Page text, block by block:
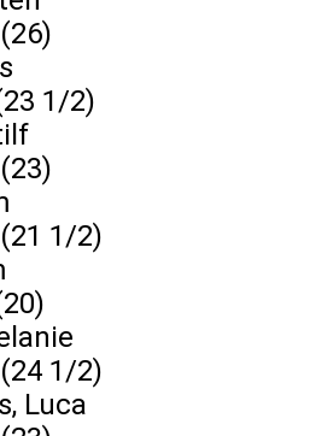
Louis
1/2)
Stilf
Tim
1/2)
Tim
Melanie
1/2)
Luca